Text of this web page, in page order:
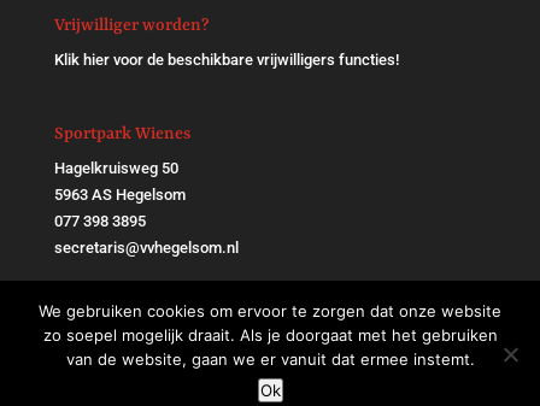
Vrijwilliger worden?
Klik hiervoor de beschikbare vrijwilligers functies!
Sportpark Wienes
Hagelkruisweg 50
5963 AS Hegelsom
077 398 3895
secretaris@vvhegelsom.nl
VV Hegelsom
We gebruiken cookies om ervoor te zorgen dat onze website
zo soepel mogelijk draait. Als je doorgaat met het gebruiken
van de website, gaan we er vanuit dat ermee instemt.
Ok